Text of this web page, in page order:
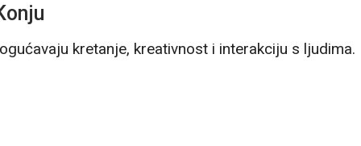
kretanje, kreativnost i interakciju s ljudima.